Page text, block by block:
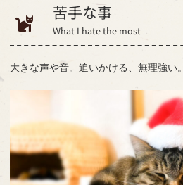
苦手な事
What I hate the most
大きな声や音。追いかける、無理強い。